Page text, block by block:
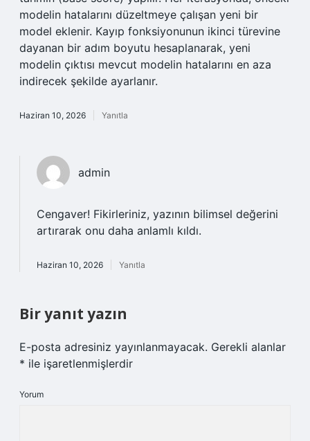
modelin hatalarını düzeltmeye çalışan yeni bir
model eklenir. Kayıp fonksiyonunun ikinci türevine
dayanan bir adım boyutu hesaplanarak, yeni
modelin çıktısı mevcut modelin hatalarını en aza
indirecek şekilde ayarlanır.
Haziran 10, 2026 Yanıtla
admin
Cengaver! Fikirleriniz, yazının bilimsel değerini
artırarak onu daha anlamlı kıldı.
Haziran 10, 2026 Yanıtla
Bir yanıt yazın
E-posta adresiniz yayınlanmayacak. Gerekli alanlar
* ile işaretlenmişlerdir
Yorum